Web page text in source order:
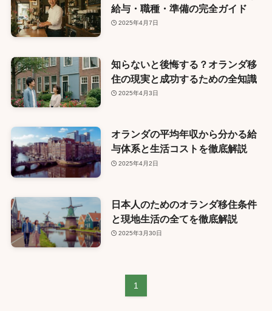
給与・職種・準備の完全ガイド
2025年4月7日
知らないと後悔する？オランダ移
住の現実と成功するための全知識
2025年4月3日
オランダの平均年収から分かる給
与体系と生活コストを徹底解説
2025年4月2日
日本人のためのオランダ移住条件
と現地生活の全てを徹底解説
2025年3月30日
1